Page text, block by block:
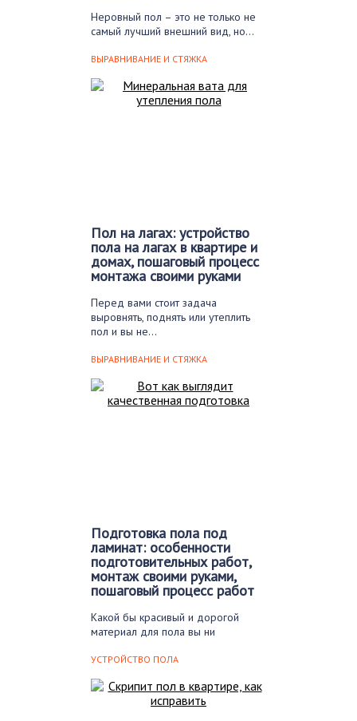
Неровный пол – это не только не
самый лучший внешний вид, но…
ВЫРАВНИВАНИЕ И СТЯЖКА
Пол на лагах: устройство
пола на лагах в квартире и
домах, пошаговый процесс
монтажа своими руками
Перед вами стоит задача
выровнять, поднять или утеплить
пол и вы не…
ВЫРАВНИВАНИЕ И СТЯЖКА
Подготовка пола под
ламинат: особенности
подготовительных работ,
монтаж своими руками,
пошаговый процесс работ
Какой бы красивый и дорогой
материал для пола вы ни
УСТРОЙСТВО ПОЛА